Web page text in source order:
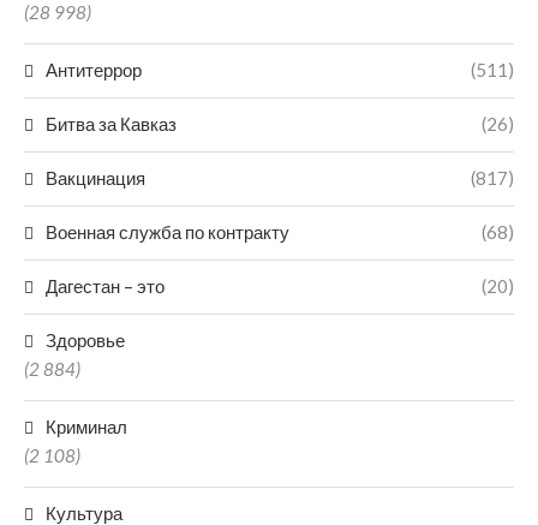
(28 998)
Антитеррор (511)
Битва за Кавказ (26)
Вакцинация (817)
Военная служба по контракту (68)
Дагестан – это (20)
Здоровье
(2 884)
Криминал
(2 108)
Культура